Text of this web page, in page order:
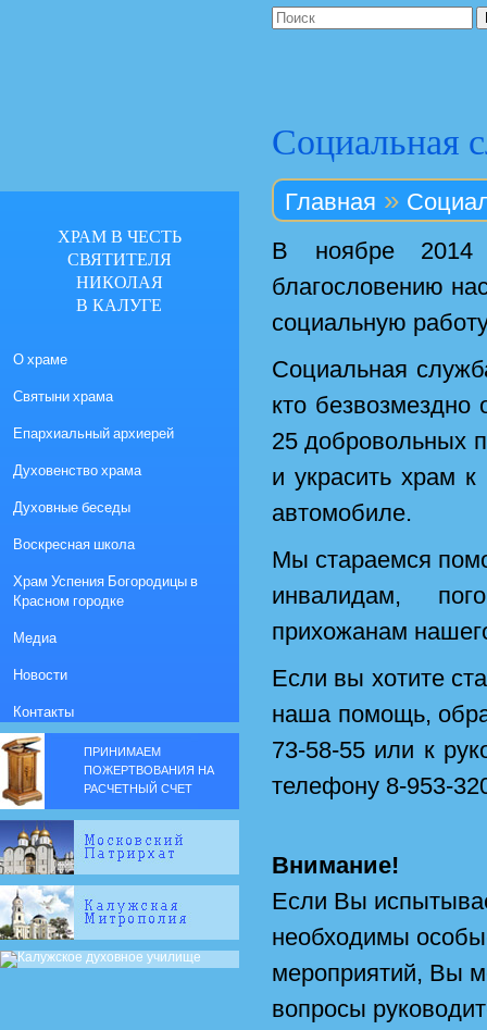
Социальная
Главная »
В ноябре 2014
благословению
социальную
Социальная
кто
25 добровольных
и украсить храм
автомобиле.
Мы стараемся
инвалидам,
прихожанам
Если вы хотите
наша помощь,
73-58-55 или к
телефону 8-953-
Внимание!
Если Вы
необходимы
мероприятий, Вы
вопросы
ХРАМ В ЧЕСТЬ
СВЯТИТЕЛЯ
НИКОЛАЯ
В КАЛУГЕ
О храме
Святыни храма
Епархиальный архиерей
Духовенство храма
Духовные беседы
Воскресная школа
Храм Успения Богородицы в
Красном городке
Медиа
Новости
Контакты
ПРИНИМАЕМ
ПОЖЕРТВОВАНИЯ НА
РАСЧЕТНЫЙ СЧЕТ